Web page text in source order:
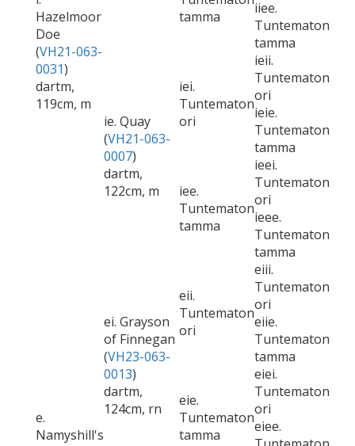
Hazelmoor
Doe
(VH21-063-
0031)
dartm,
119cm, m
tamma
iiee.
Tuntematon
tamma
ie. Quay
(VH21-063-
0007)
dartm,
122cm, m
iei.
Tuntematon
ori
ieii.
Tuntematon
ori
ieie.
Tuntematon
tamma
iee.
Tuntematon
tamma
ieei.
Tuntematon
ori
ieee.
Tuntematon
tamma
e.
Namyshill's
ei. Grayson
of Finnegan
(VH23-063-
0013)
dartm,
124cm, rn
eii.
Tuntematon
ori
eiii.
Tuntematon
ori
eiie.
Tuntematon
tamma
eie.
Tuntematon
tamma
eiei.
Tuntematon
ori
eiee.